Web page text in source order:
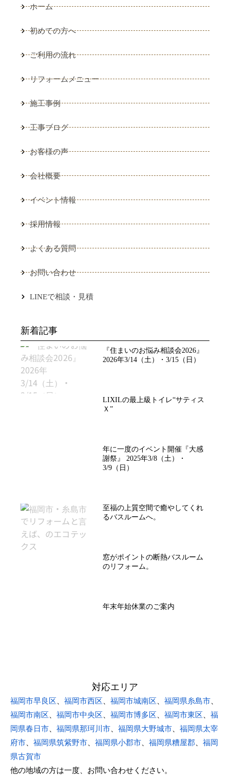
ホーム
初めての方へ
ご利用の流れ
リフォームメニュー
施工事例
工事ブログ
お客様の声
会社概要
イベント情報
採用情報
よくある質問
お問い合わせ
LINEで相談・見積
新着記事
『住まいのお悩み相談会2026』
2026年3/14（土）・3/15（日）
LIXILの最上級トイレ“サティス
Ｘ”
年に一度のイベント開催『大感
謝祭』 2025年3/8（土）・
3/9（日）
至福の上質空間で癒やしてくれ
るバスルームへ。
窓がポイントの断熱バスルーム
のリフォーム。
年末年始休業のご案内
対応エリア
福岡市早良区 福岡市西区 福岡市城南区 福岡県糸島市
福岡市南区
福岡市中央区 福岡市博多区 福岡市東区
福
岡県春日市
福岡県那珂川市 福岡県大野城市
福岡県太宰
府市
福岡県筑紫野市 福岡県小郡市 福岡県糟屋郡
福岡
県古賀市
他の地域の方は一度、お問い合わせください。